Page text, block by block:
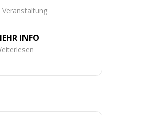
Veranstaltung
INFO